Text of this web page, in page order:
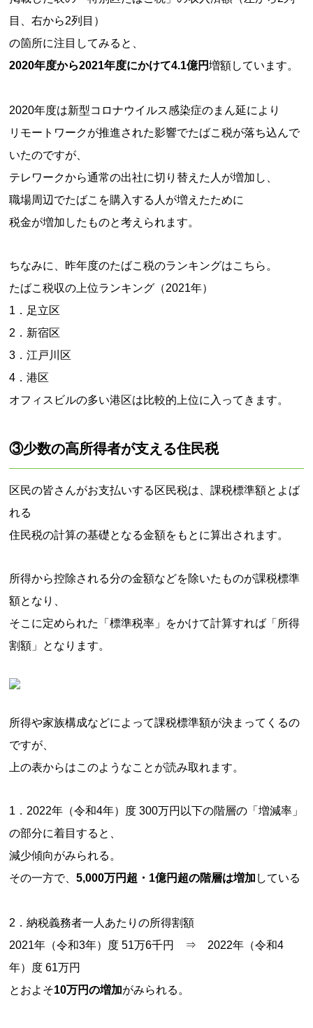
目、右から2列目）
の箇所に注目してみると、
2020年度から2021年度にかけて4.1億円増額しています。
2020年度は新型コロナウイルス感染症のまん延により
リモートワークが推進された影響でたばこ税が落ち込んで
いたのですが、
テレワークから通常の出社に切り替えた人が増加し、
職場周辺でたばこを購入する人が増えたために
税金が増加したものと考えられます。
ちなみに、昨年度のたばこ税のランキングはこちら。
たばこ税収の上位ランキング（2021年）
1．足立区
2．新宿区
3．江戸川区
4．港区
オフィスビルの多い港区は比較的上位に入ってきます。
③少数の高所得者が支える住民税
区民の皆さんがお支払いする区民税は、課税標準額とよば
れる
住民税の計算の基礎となる金額をもとに算出されます。
所得から控除される分の金額などを除いたものが課税標準
額となり、
そこに定められた「標準税率」をかけて計算すれば「所得
割額」となります。
所得や家族構成などによって課税標準額が決まってくるの
ですが、
上の表からはこのようなことが読み取れます。
1．2022年（令和4年）度 300万円以下の階層の「増減率」
の部分に着目すると、
減少傾向がみられる。
その一方で、5,000万円超・1億円超の階層は増加 している
2．納税義務者一人あたりの所得割額
2021年（令和3年）度 51万6千円 ⇒ 2022年（令和4
年）度 61万円
とおよそ10万円の増加がみられる。